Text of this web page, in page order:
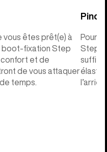
vous êtes prêt(e) à
boot-fixation Step
confort et de
de vous attaquer
temps.
Pour
Step
suffit